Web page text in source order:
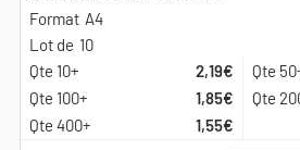
A4
10
2,19€
1,85€
1,55€